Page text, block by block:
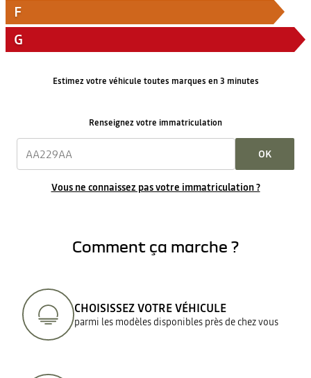
F
G
Estimez votre véhicule toutes marques en 3 minutes
Renseignez votre immatriculation
OK
Vous ne connaissez pas votre immatriculation ?
Comment ça marche ?
CHOISISSEZ VOTRE VÉHICULE
parmi les modèles disponibles près de chez vous